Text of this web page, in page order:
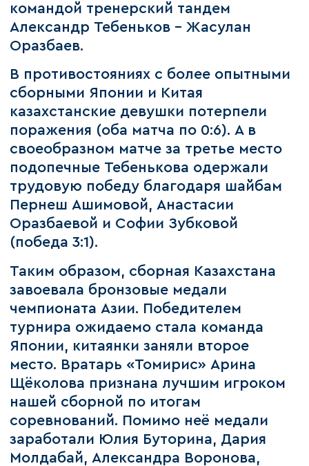
командой тренерский тандем
Александр Тебеньков – Жасулан
Оразбаев.
В противостояниях с более опытными
сборными Японии и Китая
казахстанские девушки потерпели
поражения (оба матча по 0:6). А в
своеобразном матче за третье место
подопечные Тебенькова одержали
трудовую победу благодаря шайбам
Пернеш Ашимовой, Анастасии
Оразбаевой и Софии Зубковой
(победа 3:1).
Таким образом, сборная Казахстана
завоевала бронзовые медали
чемпионата Азии. Победителем
турнира ожидаемо стала команда
Японии, китаянки заняли второе
место. Вратарь «Томирис» Арина
Щёколова признана лучшим игроком
нашей сборной по итогам
соревнований. Помимо неё медали
заработали Юлия Буторина, Дария
Молдабай, Александра Воронова,